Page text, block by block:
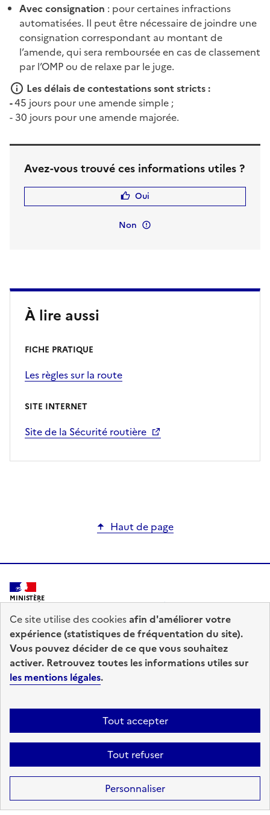
Avec consignation : pour certaines infractions
automatisées. Il peut être nécessaire de joindre une
consignation correspondant au montant de
l’amende, qui sera remboursée en cas de classement
par l’OMP ou de relaxe par le juge.
Les délais de contestations sont stricts :
-45 jours pour une amende simple ;
- 30 jours pour une amende majorée.
Avez-vous trouvé ces informations utiles ?
Oui
Non
À lire aussi
FICHE PRATIQUE
Les règles sur la route
SITE INTERNET
Site de la Sécurité routière
Haut de page
MINISTÈRE
DE L'INTÉRIEUR
legifrance.gouv.fr
data.gouv.fr
Accessibilité : totalement conforme Mentions légales
Plan du site
Ce site utilise des cookiesafin d'améliorer votre
expérience (statistiques de fréquentation du site).
Vous pouvez décider de ce que vous souhaitez
activer. Retrouvez toutes les informations utiles sur
les mentions légales.
Tout accepter
Tout refuser
Personnaliser